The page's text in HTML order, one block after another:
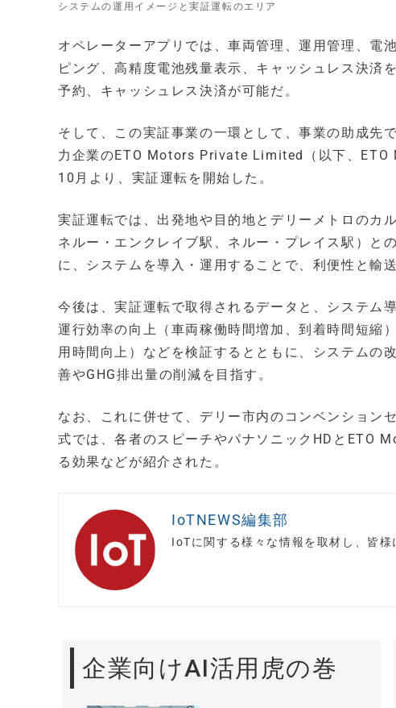
システムの運用イメージと実証運転のエリア
オペレーターアプリでは、車両管理、運用管理、電
ピング、高精度電池残量表示、キャッシュレス決済
予約、キャッシュレス決済が可能だ。
そして、この実証事業の一環として、事業の助成先
力企業のETO Motors Private Limited（以下、ETO
10月より、実証運転を開始した。
実証運転では、出発地や目的地とデリーメトロのカ
ネルー・エンクレイブ駅、ネルー・プレイス駅）と
に、システムを導入・運用することで、利便性と輸
今後は、実証運転で取得されるデータと、システム
運行効率の向上（車両稼働時間増加、到着時間短縮
用時間向上）などを検証するとともに、システムの
善やGHG排出量の削減を目指す。
なお、これに併せて、デリー市内のコンベンション
式では、各者のスピーチやパナソニックHDとETO
る効果などが紹介された。
IoTNEWS編集部
IoTに関する様々な情報を取材し、皆様
企業向けAI活用虎の巻